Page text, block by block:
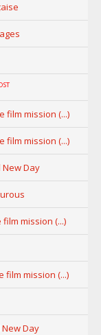
film mission (...)
film mission (...)
New Day
film mission (...)
film mission (...)
Day